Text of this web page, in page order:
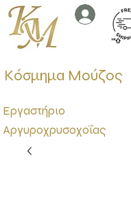
Εργαστήριο
Αργυροχρυσοχοΐας
Κόσμημα Μούζος